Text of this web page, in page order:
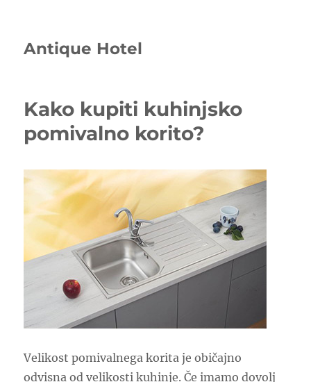
Antique Hotel
Kako kupiti kuhinjsko
pomivalno korito?
Velikost pomivalnega korita je običajno
odvisna od velikosti kuhinje. Če imamo dovolj